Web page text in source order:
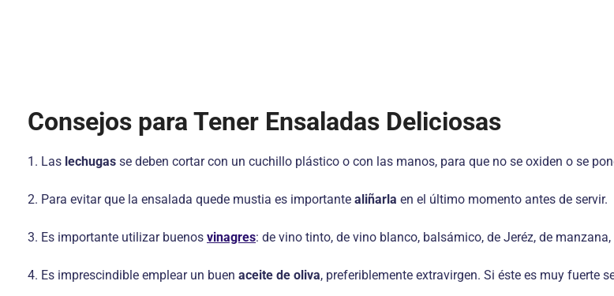
Consejos para Tener Ensaladas Deliciosas
1. Las lechugas se deben cortar con un cuchillo plástico o con las manos, para que no se oxiden o se
2. Para evitar que la ensalada quede mustia es importante aliñarla en el último momento antes de servir.
3. Es importante utilizar buenos vinagres: de vino tinto, de vino blanco, balsámico, de Jeréz, de manzana,
4. Es imprescindible emplear un buen aceite de oliva, preferiblemente extravirgen. Si éste es muy fuerte